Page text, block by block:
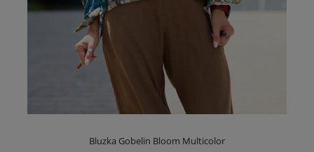
Bluzka Gobelin Bloom Multicolor